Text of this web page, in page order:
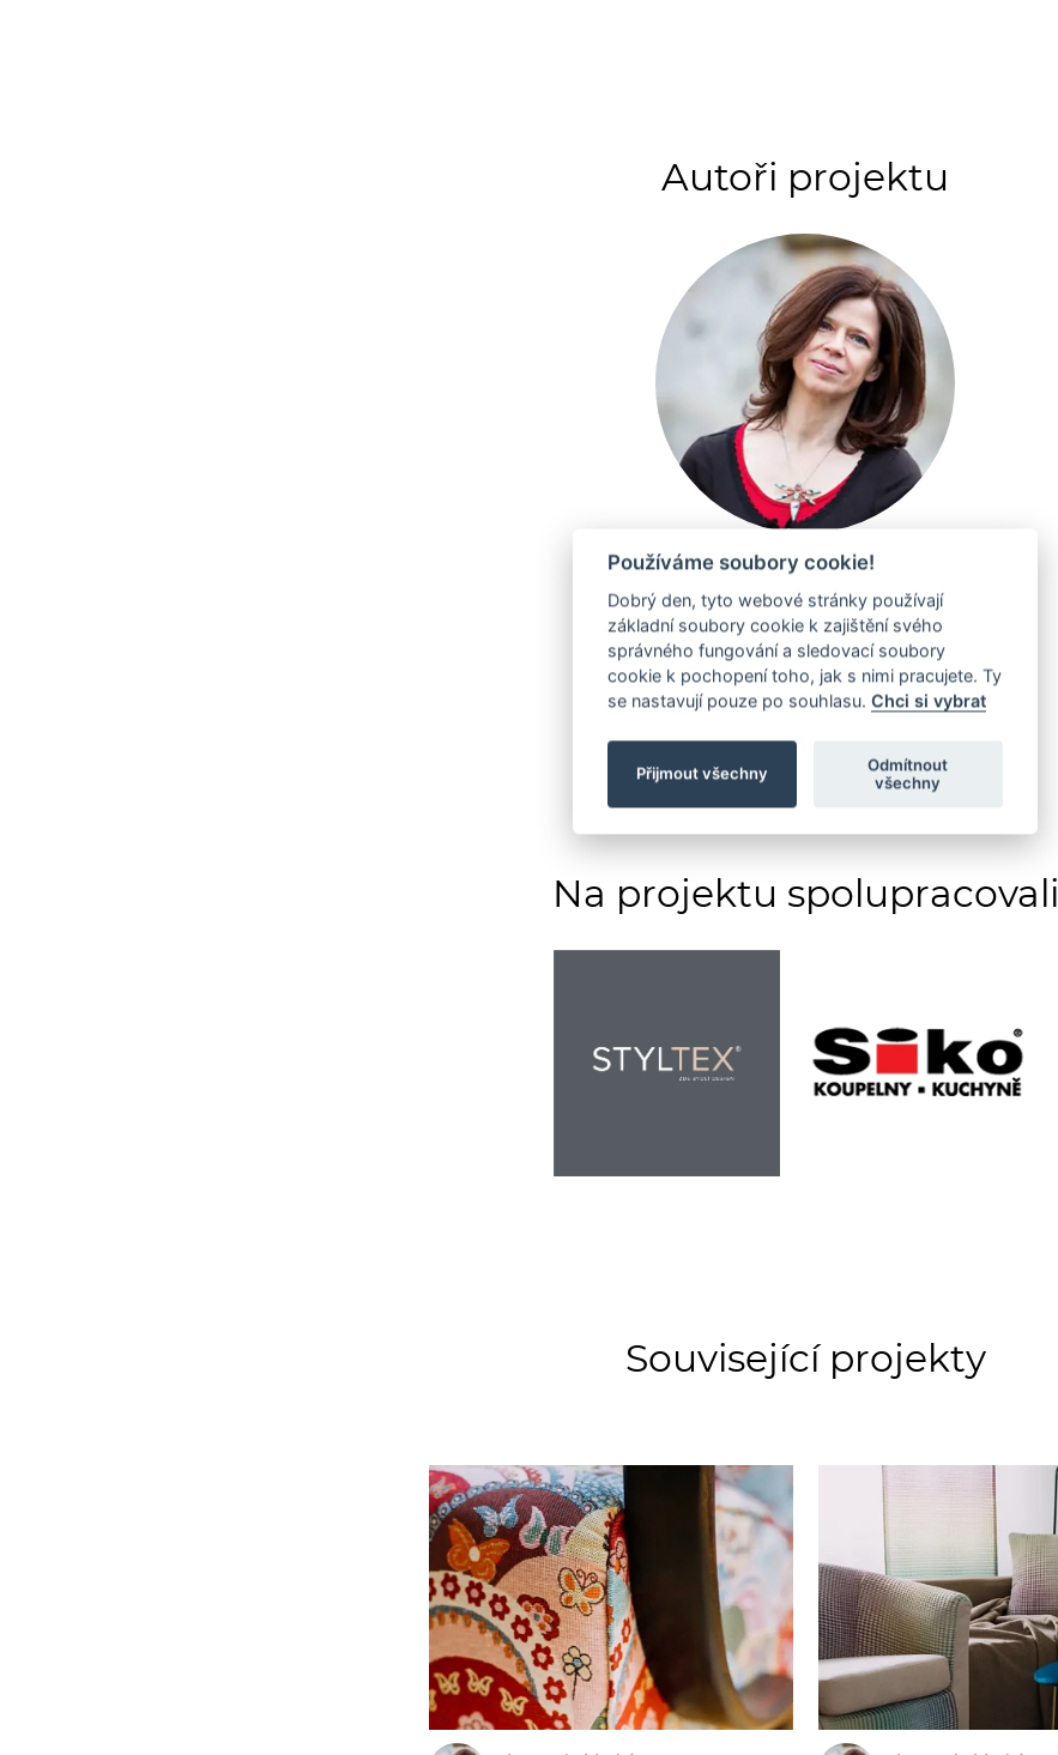
Autoři projektu
ZOBRAZIT PROFIL
Na projektu spolupracovali
Související projekty
Používáme soubory cookie!
Dobrý den, tyto webové stránky používají
základní soubory cookie k zajištění svého
správného fungování a sledovací soubory
cookie k pochopení toho, jak s nimi pracujete. Ty
se nastavují pouze po souhlasu.Chci si vybrat
Přijmout všechny
Odmítnout
všechny